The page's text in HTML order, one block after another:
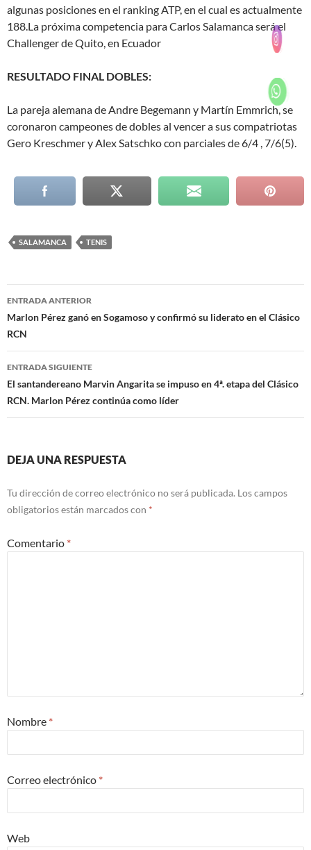
algunas posiciones en el ranking ATP, en el cual es actualmente
188.La próxima competencia para Carlos Salamanca será el
Challenger de Quito, en Ecuador
RESULTADO FINAL DOBLES:
La pareja alemana de Andre Begemann y Martín Emmrich, se
coronaron campeones de dobles al vencer a sus compatriotas
Gero Kreschmer y Alex Satschko con parciales de 6/4 , 7/6(5).
SALAMANCA TENIS
Navegación
de
entradas
ENTRADA ANTERIOR
Marlon Pérez ganó en Sogamoso y confirmó su liderato en el Clásico
RCN
ENTRADA SIGUIENTE
El santandereano Marvin Angarita se impuso en 4ª. etapa del Clásico
RCN. Marlon Pérez continúa como líder
DEJA UNA RESPUESTA
Tu dirección de correo electrónico no será publicada. Los campos
obligatorios están marcados con *
Comentario *
Nombre *
Correo electrónico *
Web